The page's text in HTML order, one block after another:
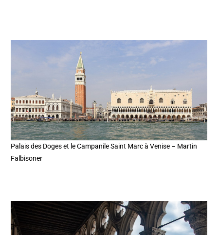
Palais des Doges et le Campanile Saint Marc à Venise – Martin
Falbisoner